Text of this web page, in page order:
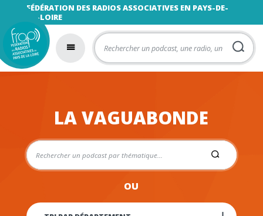
FÉDÉRATION DES RADIOS ASSOCIATIVES EN PAYS-DE-
LA-LOIRE
LA VAGUABONDE
OU